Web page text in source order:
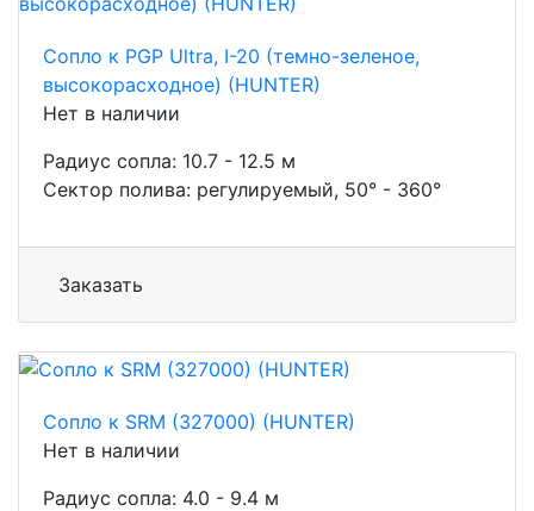
Сопло к PGP Ultra, I-20 (темно-зеленое,
высокорасходное) (HUNTER)
Нет в наличии
Радиус сопла: 10.7 - 12.5 м
Сектор полива: регулируемый, 50° - 360°
Заказать
Сопло к SRM (327000) (HUNTER)
Нет в наличии
Радиус сопла: 4.0 - 9.4 м